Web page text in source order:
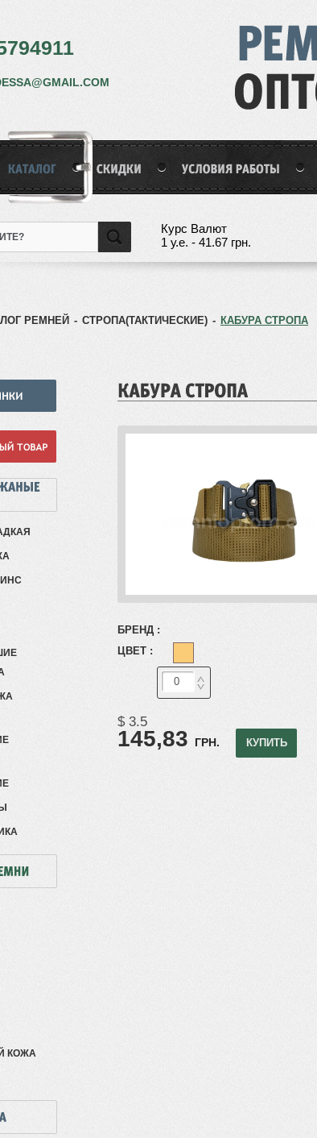
Курс Валют
1 у.е. - 41.67 грн.
РЕМНЕЙ - СТРОПА(ТАКТИЧЕСКИЕ) - КАБУРА СТРОПА
КОЖА
БРЕНД :
ЦВЕТ :
$ 3.5
145,83 ГРН. КУПИТЬ